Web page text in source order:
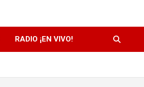
RADIO ¡EN VIVO!